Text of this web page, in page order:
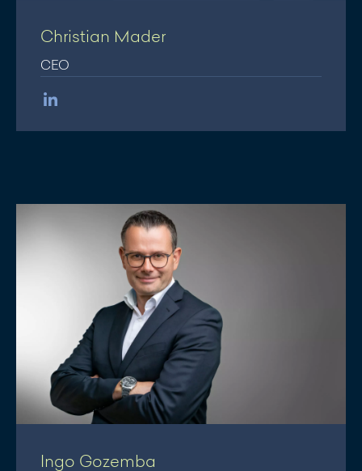
Christian Mader
CEO
Ingo Gozemba